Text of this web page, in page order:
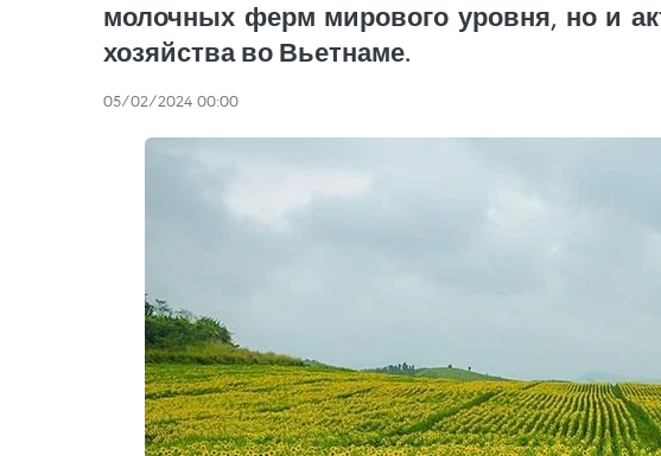
молочных ферм мирового уровня, но и
хозяйства во Вьетнаме.
05/02/2024 00:00